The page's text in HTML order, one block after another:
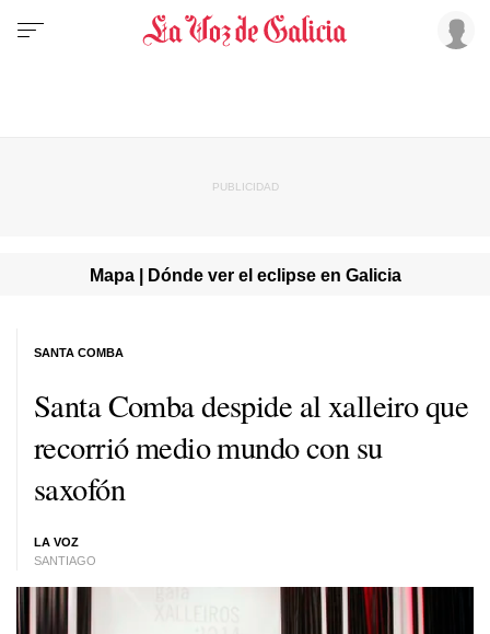
Mapa | Dónde ver el eclipse en Galicia
Santa Comba despide al xalleiro que
recorrió medio mundo con su
saxofón
LA VOZ
SANTIAGO
SANTA COMBA